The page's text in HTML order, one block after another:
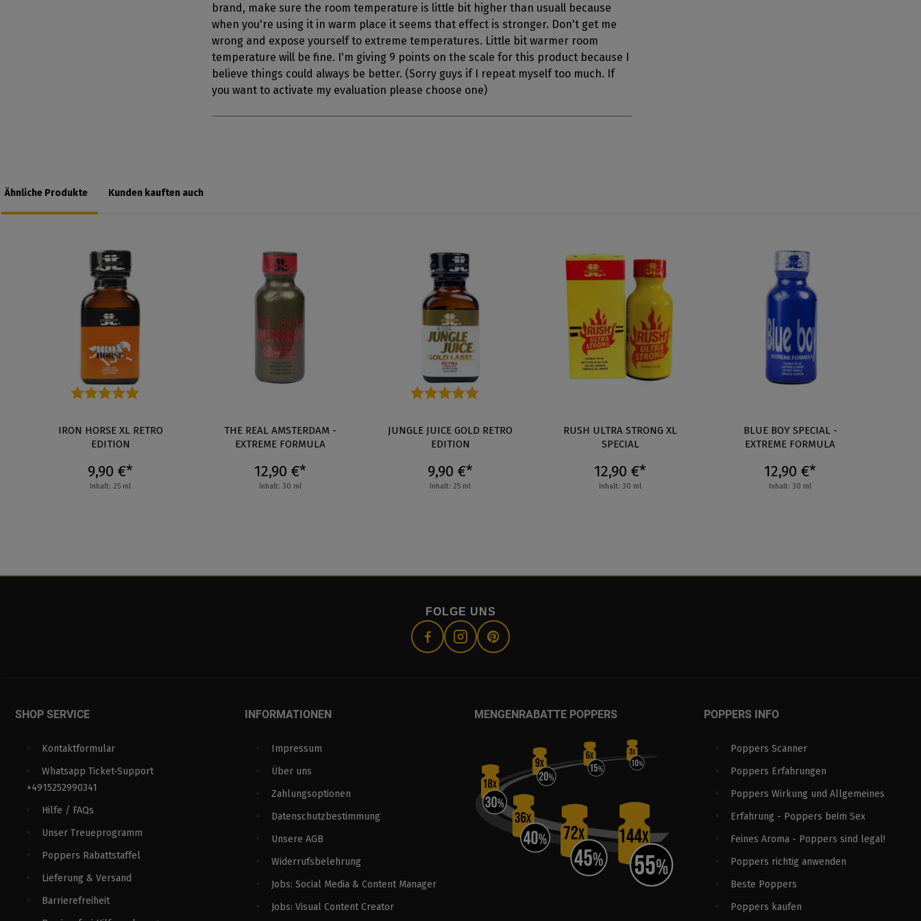
brand, make sure the room temperature is little bit higher than usuall because
when you're using it in warm place it seems that effect is stronger. Don't get me
wrong and expose yourself to extreme temperatures. Little bit warmer room
temperature will be fine. I'm giving 9 points on the scale for this product because I
believe things could always be better. (Sorry guys if I repeat myself too much. If
you want to activate my evaluation please choose one)
Ähnliche Produkte Kunden kauften auch
IRON HORSE XL RETRO
EDITION
9,90 €*
Inhalt: 25 ml
THE REAL AMSTERDAM -
EXTREME FORMULA
12,90 €*
Inhalt: 30 ml
JUNGLE JUICE GOLD RETRO
EDITION
9,90 €*
Inhalt: 25 ml
RUSH ULTRA STRONG XL
SPECIAL
12,90 €*
Inhalt: 30 ml
BLUE BOY SPECIAL -
EXTREME FORMULA
12,90 €*
Inhalt: 30 ml
FOLGE UNS
SHOP SERVICE
Kontaktformular
Whatsapp Ticket-Support
+4915252990341
Hilfe / FAQs
Unser Treueprogramm
Poppers Rabattstaffel
Lieferung & Versand
Barrierefreiheit
INFORMATIONEN
Impressum
Über uns
Zahlungsoptionen
Datenschutzbestimmung
Unsere AGB
Widerrufsbelehrung
Jobs: Social Media & Content Manager
Jobs: Visual Content Creator
MENGENRABATTE POPPERS POPPERS INFO
Poppers Scanner
Poppers Erfahrungen
Poppers Wirkung und Allgemeines
Erfahrung - Poppers beim Sex
Feines Aroma - Poppers sind legal!
Poppers richtig anwenden
Beste Poppers
Poppers kaufen